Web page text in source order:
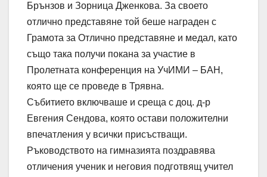
Брънзов и Зорница Дженкова. За своето
отлично представяне той беше награден с
Грамота за Отлично представяне и медал, като
също така получи покана за участие в
Пролетната конференция на УчИМИ – БАН,
която ще се проведе в Трявна.
Събитието включваше и среща с доц. д-р
Евгения Сендова, която остави положителни
впечатления у всички присъстващи.
Ръководството на гимназията поздравява
отличения ученик и неговия подготвящ учител